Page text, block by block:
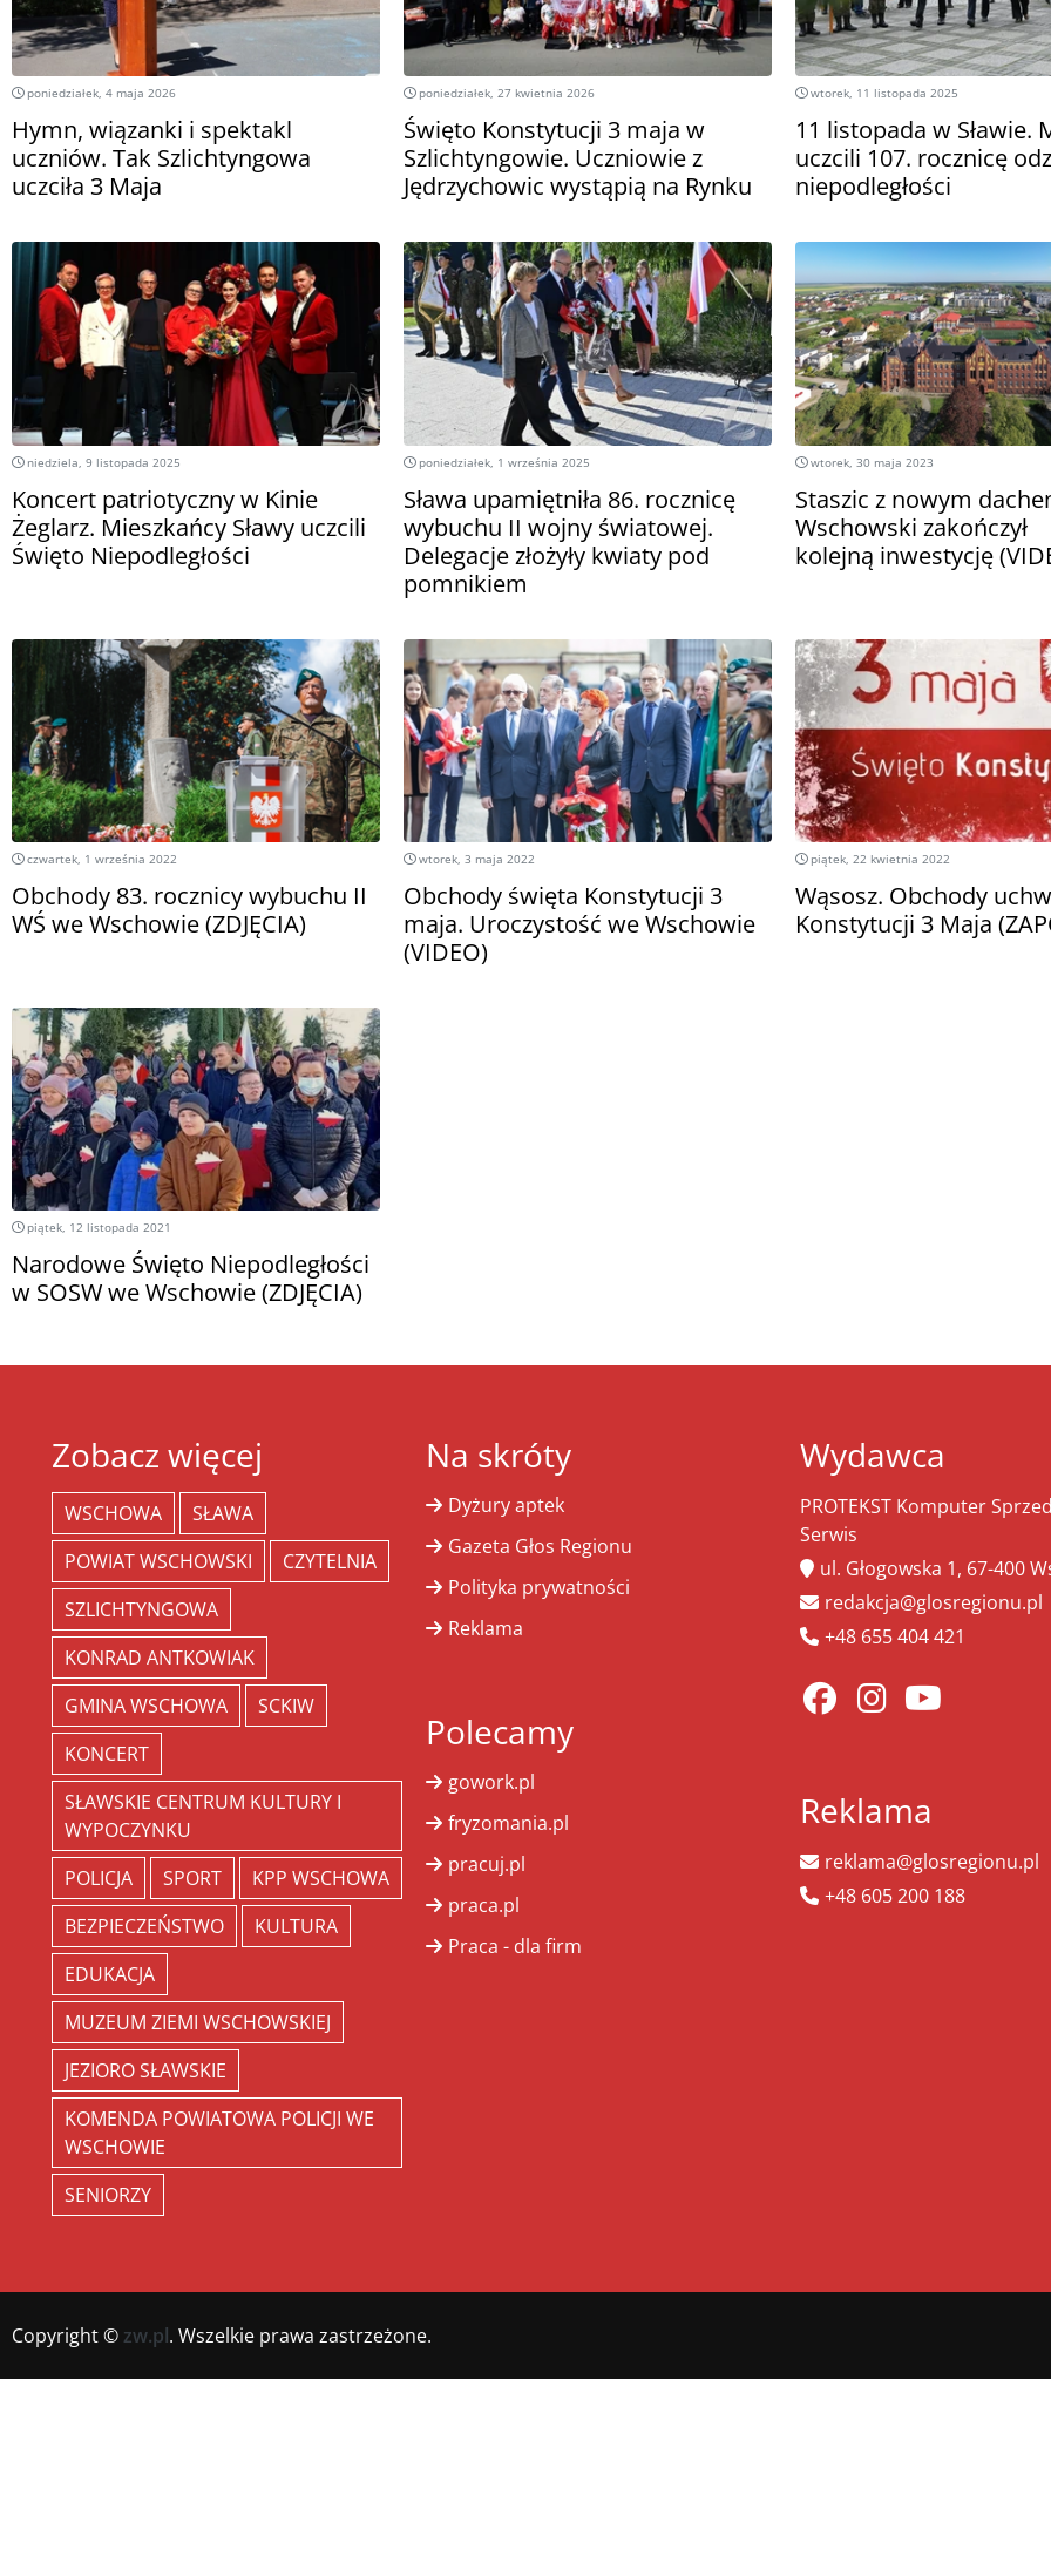
poniedziałek, 4 maja 2026
Hymn, wiązanki i spektakl
uczniów. Tak Szlichtyngowa
uczciła 3 Maja
poniedziałek, 27 kwietnia 2026
Święto Konstytucji 3 maja w
Szlichtyngowie. Uczniowie z
Jędrzychowic wystąpią na Rynku
wtorek, 11 listopada 2025
11 listopada w Sławie.
uczcili 107. rocznicę
niepodległości
niedziela, 9 listopada 2025
Koncert patriotyczny w Kinie
Żeglarz. Mieszkańcy Sławy uczcili
Święto Niepodległości
poniedziałek, 1 września 2025
Sława upamiętniła 86. rocznicę
wybuchu II wojny światowej.
Delegacje złożyły kwiaty pod
pomnikiem
wtorek, 30 maja 2023
Staszic z nowym
Wschowski zakończył
kolejną inwestycję
czwartek, 1 września 2022
Obchody 83. rocznicy wybuchu II
WŚ we Wschowie (ZDJĘCIA)
wtorek, 3 maja 2022
Obchody święta Konstytucji 3
maja. Uroczystość we Wschowie
(VIDEO)
piątek, 22 kwietnia 2022
Wąsosz. Obchody
Konstytucji 3 Maja
piątek, 12 listopada 2021
Narodowe Święto Niepodległości
w SOSW we Wschowie (ZDJĘCIA)
Zobacz więcej
WSCHOWA
SŁAWA
POWIAT WSCHOWSKI
CZYTELNIA
SZLICHTYNGOWA
KONRAD ANTKOWIAK
GMINA WSCHOWA
SCKIW
KONCERT
SŁAWSKIE CENTRUM KULTURY I
WYPOCZYNKU
POLICJA
SPORT
KPP WSCHOWA
BEZPIECZEŃSTWO
KULTURA
EDUKACJA
MUZEUM ZIEMI WSCHOWSKIEJ
JEZIORO SŁAWSKIE
KOMENDA POWIATOWA POLICJI WE
WSCHOWIE
SENIORZY
Na skróty
Dyżury aptek
Gazeta Głos Regionu
Polityka prywatności
Reklama
Polecamy
gowork.pl
fryzomania.pl
pracuj.pl
praca.pl
Praca - dla firm
Wydawca
PROTEKST Komputer
Serwis
ul. Głogowska 1, 67-400
redakcja@glosregionu.pl
+48 655 404 421
Reklama
reklama@glosregionu.pl
+48 605 200 188
Copyright © zw.pl. Wszelkie prawa zastrzeżone.